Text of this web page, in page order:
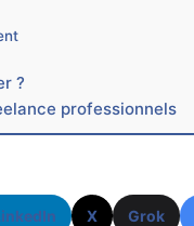
?
professionnels
X Grok